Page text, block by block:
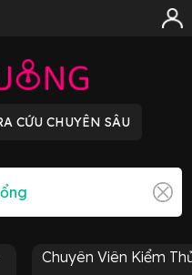
Chuyên Viên Kiểm